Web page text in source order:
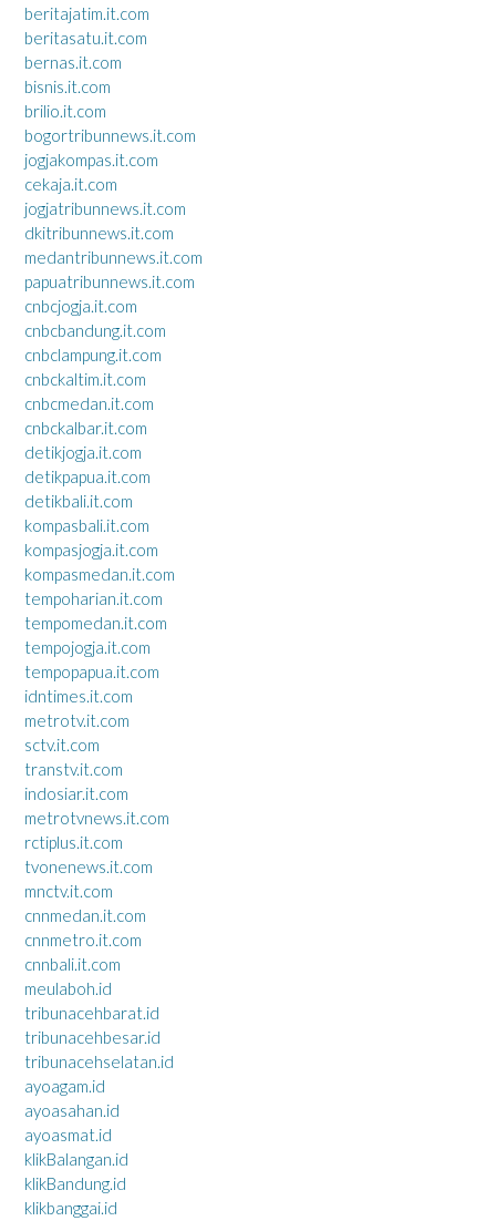
beritajatim.it.com
beritasatu.it.com
bernas.it.com
bisnis.it.com
brilio.it.com
bogortribunnews.it.com
jogjakompas.it.com
cekaja.it.com
jogjatribunnews.it.com
dkitribunnews.it.com
medantribunnews.it.com
papuatribunnews.it.com
cnbcjogja.it.com
cnbcbandung.it.com
cnbclampung.it.com
cnbckaltim.it.com
cnbcmedan.it.com
cnbckalbar.it.com
detikjogja.it.com
detikpapua.it.com
detikbali.it.com
kompasbali.it.com
kompasjogja.it.com
kompasmedan.it.com
tempoharian.it.com
tempomedan.it.com
tempojogja.it.com
tempopapua.it.com
idntimes.it.com
metrotv.it.com
sctv.it.com
transtv.it.com
indosiar.it.com
metrotvnews.it.com
rctiplus.it.com
tvonenews.it.com
mnctv.it.com
cnnmedan.it.com
cnnmetro.it.com
cnnbali.it.com
meulaboh.id
tribunacehbarat.id
tribunacehbesar.id
tribunacehselatan.id
ayoagam.id
ayoasahan.id
ayoasmat.id
klikBalangan.id
klikBandung.id
klikbanggai.id